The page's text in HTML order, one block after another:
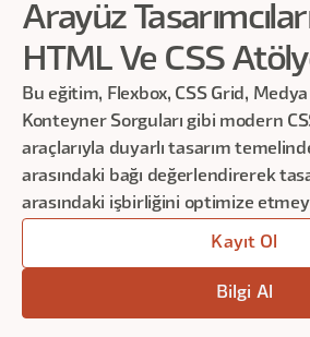
Arayüz
HTML Ve CSS
Bu eğitim, Flexbox, CSS Grid,
Konteyner Sorguları gibi modern
araçlarıyla duyarlı tasarım
arasındaki bağı değerlendirerek
arasındaki işbirliğini optimize
Kayıt Ol
Bilgi Al